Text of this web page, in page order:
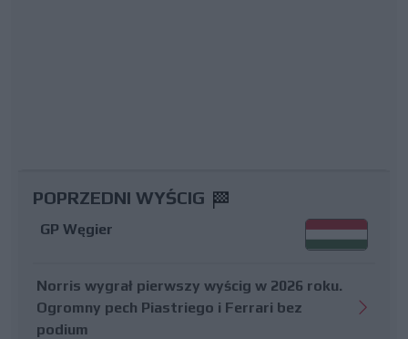
POPRZEDNI WYŚCIG
GP Węgier
Norris wygrał pierwszy wyścig w 2026 roku.
Ogromny pech Piastriego i Ferrari bez
podium